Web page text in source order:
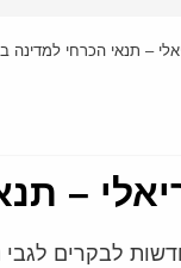
– תנאי הכרחי למדינה
–
לבקרים